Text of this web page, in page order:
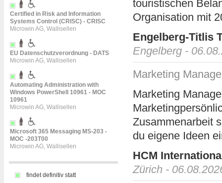
Certified in Risk and Information
Systems Control (CRISC) - CRISC
Microwin AG, Wallisellen
EU Datenschutzverordnung - DATS
Microwin AG, Wallisellen
Automating Administration with
Windows PowerShell 10961 - MOC
10961
Microwin AG, Wallisellen
Microsoft 365 Messaging MS-203 -
MOC -203T00
Microwin AG, Wallisellen
findet definitiv statt
touristischen
Organisation mit
Engelberg-Titlis
Engelberg -
Marketing
Marketing
Zusammenarbeit
du eigene Ideen
HCM
Zürich -